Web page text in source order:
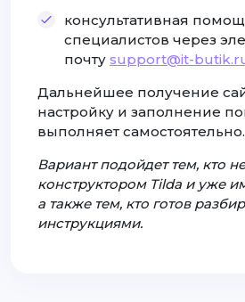
консультативная
специалистов через
почту support@it-
Дальнейшее получение
настройку и заполнение
выполняет самостоятельно.
Вариант подойдет тем, кто
конструктором Tilda и уже
а также тем, кто готов
инструкциями.